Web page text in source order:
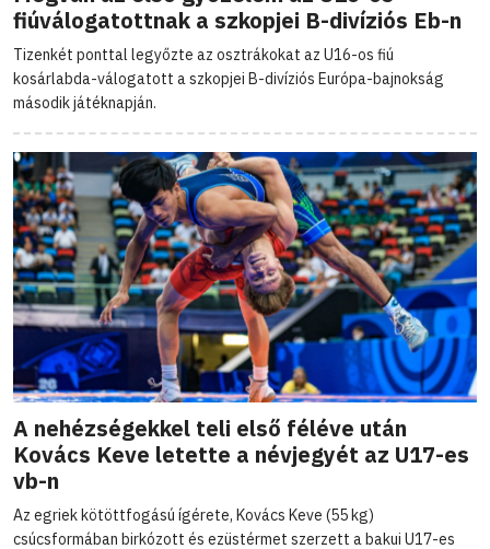
fiúválogatottnak a szkopjei B-divíziós Eb-n
Tizenkét ponttal legyőzte az osztrákokat az U16-os fiú
kosárlabda-válogatott a szkopjei B-divíziós Európa-bajnokság
második játéknapján.
A nehézségekkel teli első féléve után
Kovács Keve letette a névjegyét az U17-es
vb-n
Az egriek kötöttfogású ígérete, Kovács Keve (55 kg)
csúcsformában birkózott és ezüstérmet szerzett a bakui U17-es